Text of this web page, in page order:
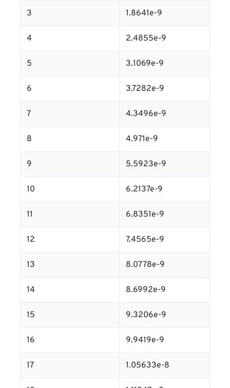
3 1.8641e-9
4 2.4855e-9
5 3.1069e-9
6 3.7282e-9
7 4.3496e-9
8 4.971e-9
9 5.5923e-9
10 6.2137e-9
11 6.8351e-9
12 7.4565e-9
13 8.0778e-9
14 8.6992e-9
15 9.3206e-9
16 9.9419e-9
17 1.05633e-8